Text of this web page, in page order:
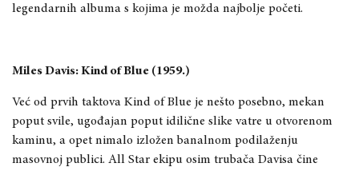
legendarnih albuma s kojima je možda najbolje početi.
Miles Davis: Kind of Blue (1959.)
Već od prvih taktova Kind of Blue je nešto posebno, mekan
poput svile, ugođajan poput idilične slike vatre u otvorenom
kaminu, a opet nimalo izložen banalnom podilaženju
masovnoj publici. All Star ekipu osim trubača Davisa čine